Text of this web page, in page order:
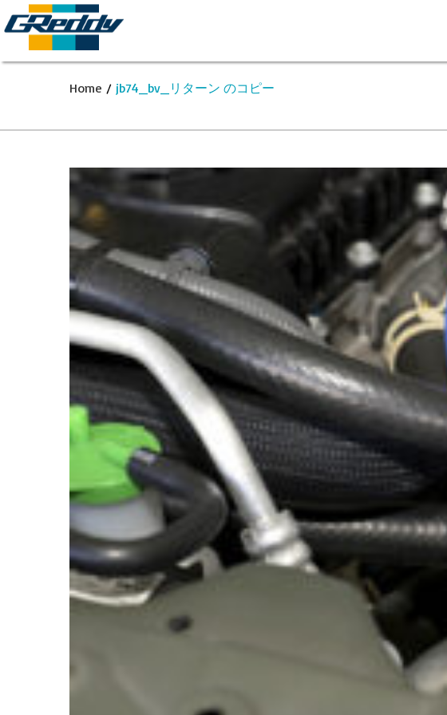
Home / jb74_bv_リターン のコピー